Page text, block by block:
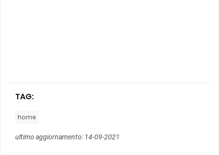
TAG:
home
ultimo aggiornamento: 14-09-2021